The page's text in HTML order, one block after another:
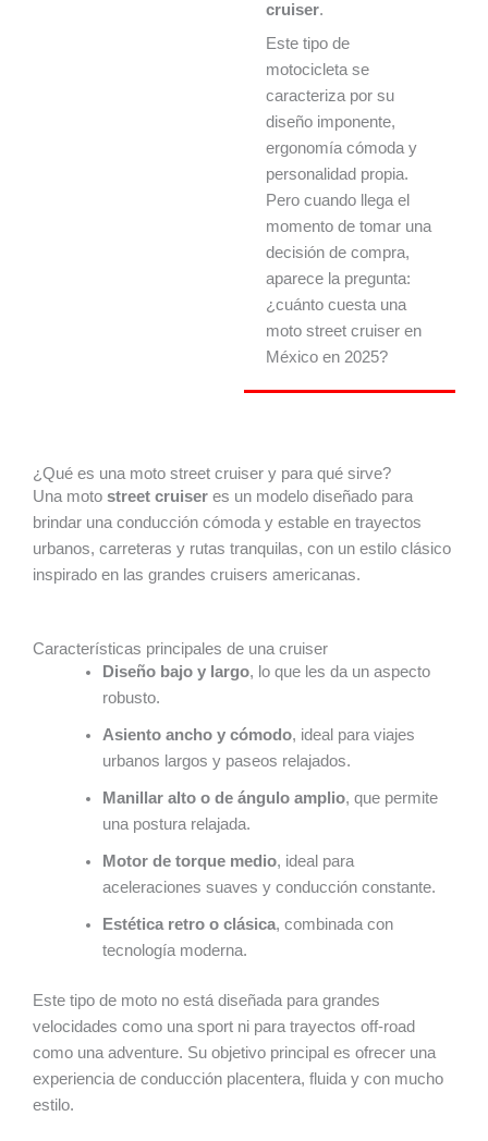
cruiser.
Este tipo de
motocicleta se
caracteriza por su
diseño imponente,
ergonomía cómoda y
personalidad propia.
Pero cuando llega el
momento de tomar una
decisión de compra,
aparece la pregunta:
¿cuánto cuesta una
moto street cruiser en
México en 2025?
¿Qué es una moto street cruiser y para qué sirve?
Una moto street cruiser es un modelo diseñado para
brindar una conducción cómoda y estable en trayectos
urbanos, carreteras y rutas tranquilas, con un estilo clásico
inspirado en las grandes cruisers americanas.
Características principales de una cruiser
Diseño bajo y largo, lo que les da un aspecto
robusto.
Asiento ancho y cómodo, ideal para viajes
urbanos largos y paseos relajados.
Manillar alto o de ángulo amplio, que permite
una postura relajada.
Motor de torque medio, ideal para
aceleraciones suaves y conducción constante.
Estética retro o clásica, combinada con
tecnología moderna.
Este tipo de moto no está diseñada para grandes
velocidades como una sport ni para trayectos off-road
como una adventure. Su objetivo principal es ofrecer una
experiencia de conducción placentera, fluida y con mucho
estilo.